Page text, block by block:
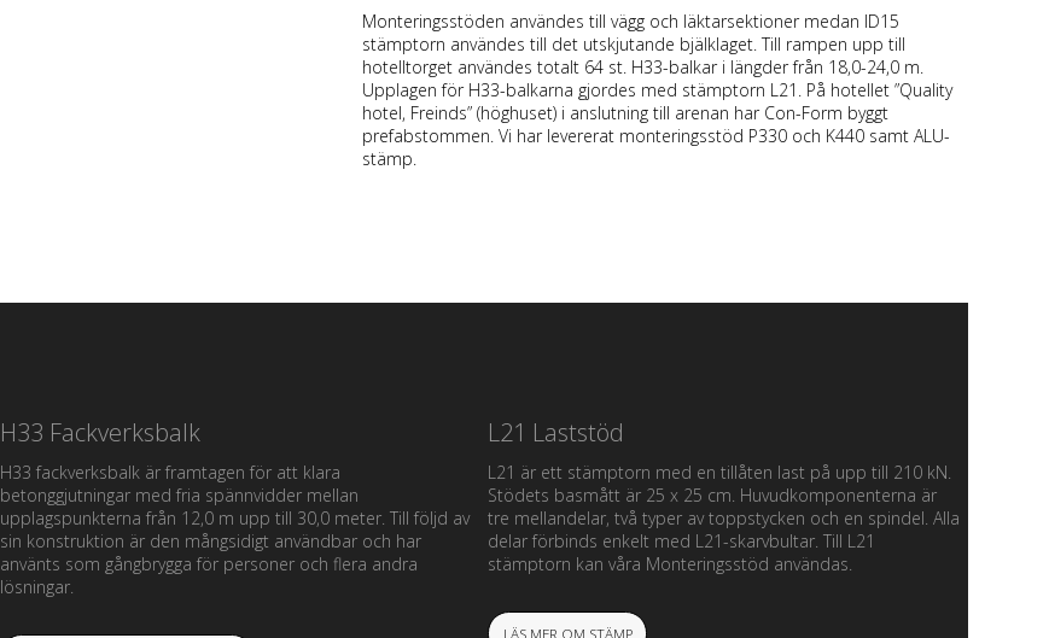
Monteringsstöden användes till vägg och läktarsektioner medan ID15
stämptorn användes till det utskjutande bjälklaget. Till rampen upp till
hotelltorget användes totalt 64 st. H33-balkar i längder från 18,0-24,0 m.
Upplagen för H33-balkarna gjordes med stämptorn L21. På hotellet ”Quality
hotel, Freinds” (höghuset) i anslutning till arenan har Con-Form byggt
prefabstommen. Vi har levererat monteringsstöd P330 och K440 samt ALU-
stämp.
H33 Fackverksbalk
H33 fackverksbalk är framtagen för att klara
betonggjutningar med fria spännvidder mellan
upplagspunkterna från 12,0 m upp till 30,0 meter. Till följd av
sin konstruktion är den mångsidigt användbar och har
använts som gångbrygga för personer och flera andra
lösningar.
L21 Laststöd
L21 är ett stämptorn med en tillåten last på upp till 210 kN.
Stödets basmått är 25 x 25 cm. Huvudkomponenterna är
tre mellandelar, två typer av toppstycken och en spindel. Alla
delar förbinds enkelt med L21-skarvbultar. Till L21
stämptorn kan våra Monteringsstöd användas.
LÄS MER OM STÄMP